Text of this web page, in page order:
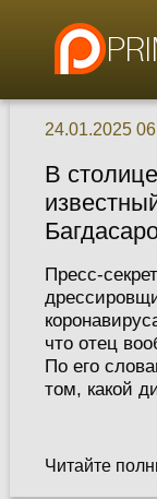
24.01.2025
В
Пресс-
что отец
По его
том, какой
Читайте